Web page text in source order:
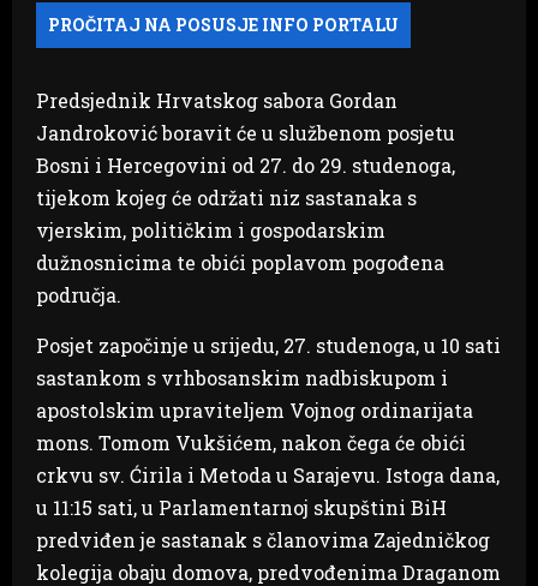
Predsjednik Hrvatskog sabora Gordan
Jandroković boravit će u službenom posjetu
Bosni i Hercegovini od 27. do 29. studenoga,
tijekom kojeg će održati niz sastanaka s
vjerskim, političkim i gospodarskim
dužnosnicima te obići poplavom pogođena
područja.
Posjet započinje u srijedu, 27. studenoga, u 10 sati
sastankom s vrhbosanskim nadbiskupom i
apostolskim upraviteljem Vojnog ordinarijata
mons. Tomom Vukšićem, nakon čega će obići
crkvu sv. Ćirila i Metoda u Sarajevu. Istoga dana,
u 11:15 sati, u Parlamentarnoj skupštini BiH
predviđen je sastanak s članovima Zajedničkog
kolegija obaju domova, predvođenima Draganom